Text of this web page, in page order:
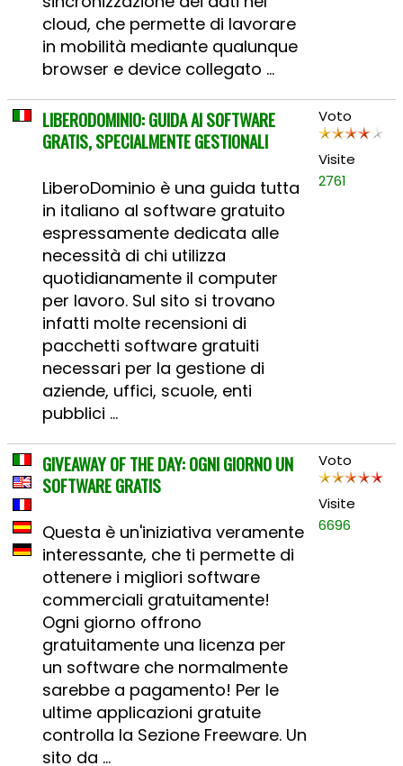
cloud, che permette di lavorare
in mobilità mediante qualunque
browser e device collegato ...
LIBERODOMINIO: GUIDA AI SOFTWARE
GRATIS, SPECIALMENTE GESTIONALI
LiberoDominio è una guida tutta
in italiano al software gratuito
espressamente dedicata alle
necessità di chi utilizza
quotidianamente il computer
per lavoro. Sul sito si trovano
infatti molte recensioni di
pacchetti software gratuiti
necessari per la gestione di
aziende, uffici, scuole, enti
pubblici ...
Voto
Visite
2761
GIVEAWAY OF THE DAY: OGNI GIORNO UN
SOFTWARE GRATIS
Questa è un'iniziativa veramente
interessante, che ti permette di
ottenere i migliori software
commerciali gratuitamente!
Ogni giorno offrono
gratuitamente una licenza per
un software che normalmente
sarebbe a pagamento! Per le
ultime applicazioni gratuite
controlla la Sezione Freeware. Un
sito da ...
Voto
Visite
6696